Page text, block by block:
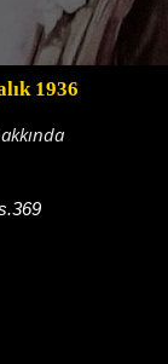
1936